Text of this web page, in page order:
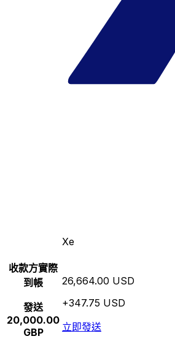
Xe
收款方實際
到帳
發送
20,000.00
GBP
26,664.00 USD
+347.75 USD
立即發送